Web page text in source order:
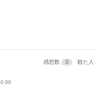
感想数 0 観た人
0.00